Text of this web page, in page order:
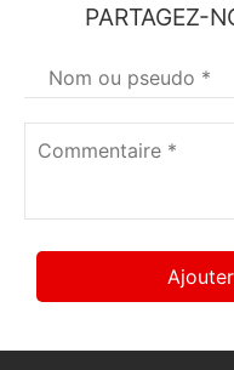
PARTAGEZ-
Votre
nom*